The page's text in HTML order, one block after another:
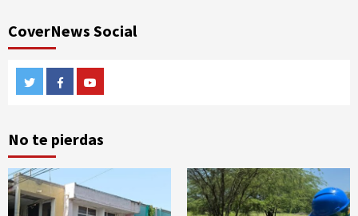
CoverNews Social
TwitterFacebook
No te pierdas